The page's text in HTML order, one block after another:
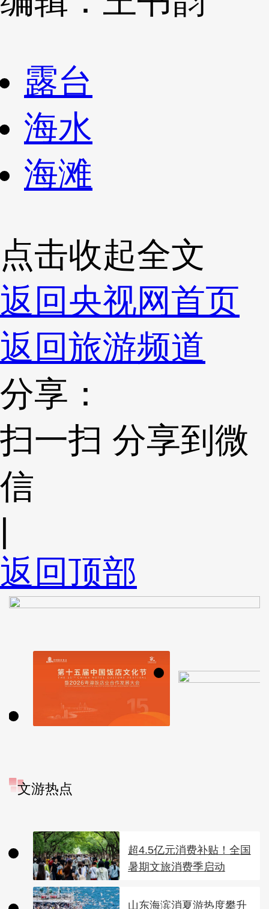
露台
海水
海滩
点击收起全文
返回央视网首页
返回旅游频道
分享：
扫一扫 分享到微
信
|
返回顶部
文游热点
超4.5亿元消费补贴！全国
暑期文旅消费季启动
山东海滨消夏游热度攀升